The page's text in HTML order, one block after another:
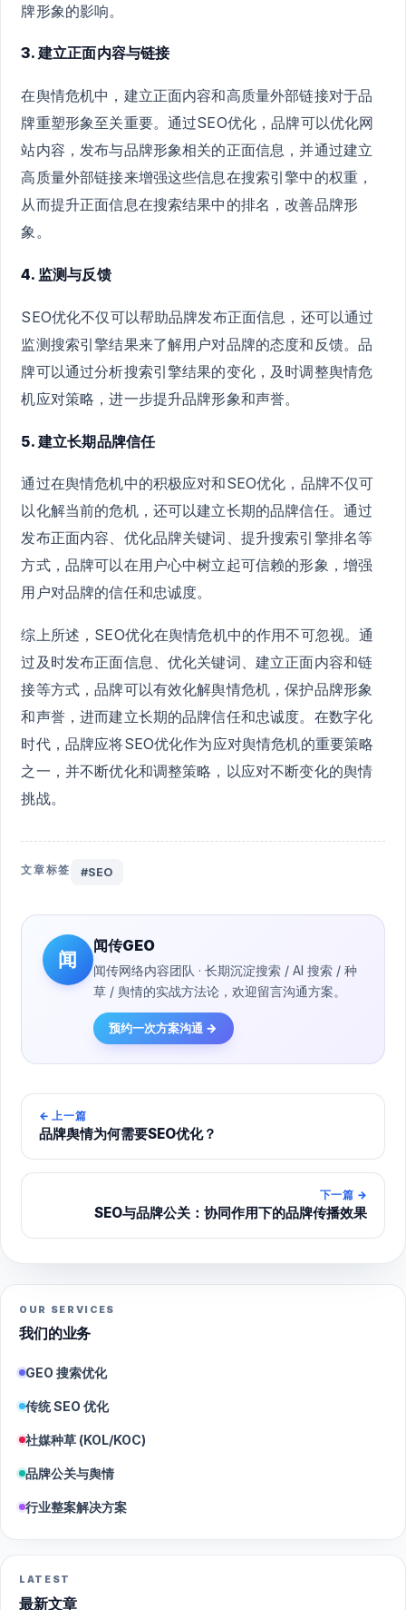
牌形象的影响。
3. 建立正面内容与链接
在舆情危机中，建立正面内容和高质量外部链接对于品
牌重塑形象至关重要。通过SEO优化，品牌可以优化网
站内容，发布与品牌形象相关的正面信息，并通过建立
高质量外部链接来增强这些信息在搜索引擎中的权重，
从而提升正面信息在搜索结果中的排名，改善品牌形
象。
4. 监测与反馈
SEO优化不仅可以帮助品牌发布正面信息，还可以通过
监测搜索引擎结果来了解用户对品牌的态度和反馈。品
牌可以通过分析搜索引擎结果的变化，及时调整舆情危
机应对策略，进一步提升品牌形象和声誉。
5. 建立长期品牌信任
通过在舆情危机中的积极应对和SEO优化，品牌不仅可
以化解当前的危机，还可以建立长期的品牌信任。通过
发布正面内容、优化品牌关键词、提升搜索引擎排名等
方式，品牌可以在用户心中树立起可信赖的形象，增强
用户对品牌的信任和忠诚度。
综上所述，SEO优化在舆情危机中的作用不可忽视。通
过及时发布正面信息、优化关键词、建立正面内容和链
接等方式，品牌可以有效化解舆情危机，保护品牌形象
和声誉，进而建立长期的品牌信任和忠诚度。在数字化
时代，品牌应将SEO优化作为应对舆情危机的重要策略
之一，并不断优化和调整策略，以应对不断变化的舆情
挑战。
文章标签 #SEO
闻
闻传GEO
闻传网络内容团队 · 长期沉淀搜索 / AI 搜索 / 种
草 / 舆情的实战方法论，欢迎留言沟通方案。
预约一次方案沟通 →
← 上一篇
品牌舆情为何需要SEO优化？
下一篇 →
SEO与品牌公关：协同作用下的品牌传播效果
OUR SERVICES
我们的业务
GEO 搜索优化
传统 SEO 优化
社媒种草 (KOL/KOC)
品牌公关与舆情
行业整案解决方案
LATEST
最新文章